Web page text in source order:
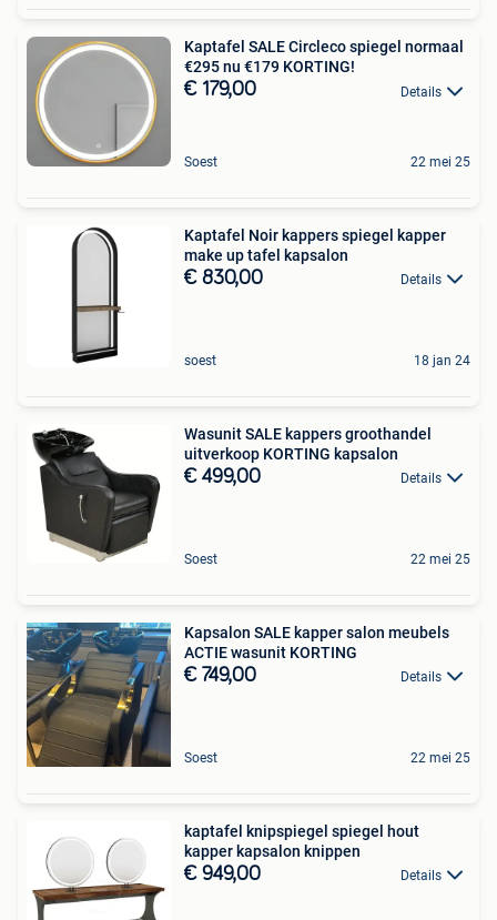
Kaptafel SALE Circleco spiegel normaal
€295 nu €179 KORTING!
€ 179,00 Details
Soest 22 mei 25
Kaptafel Noir kappers spiegel kapper
make up tafel kapsalon
€ 830,00 Details
soest 18 jan 24
Wasunit SALE kappers groothandel
uitverkoop KORTING kapsalon
€ 499,00 Details
Soest 22 mei 25
Kapsalon SALE kapper salon meubels
ACTIE wasunit KORTING
€ 749,00 Details
Soest 22 mei 25
kaptafel knipspiegel spiegel hout
kapper kapsalon knippen
€ 949,00 Details